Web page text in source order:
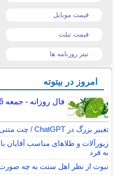
قیمت موبایل
قیمت تبلت
تیتر روزنامه ها
امروز در بیتوته
فال روزانه - جمعه 16 مرداد 1405
تغییر بزرگ در ChatGPT / چت متنی نامحدود و رایگان
زیورآلات و طلاهای مناسب
به فرد
نبوت از نظر اهل سنت به چه